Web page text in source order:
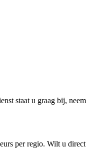
staat u graag bij, neem
per regio. Wilt u direct